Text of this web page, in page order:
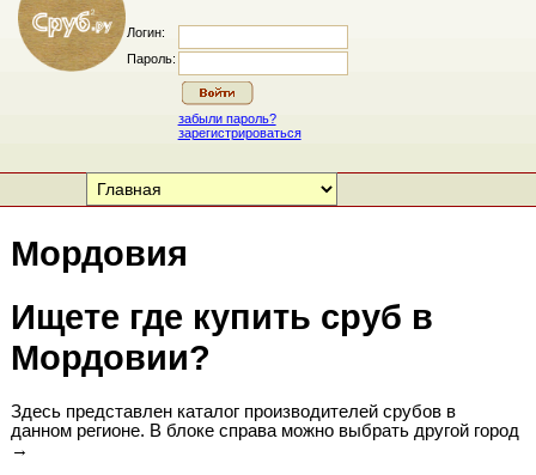
Логин:
Пароль:
забыли пароль?
зарегистрироваться
Мордовия
Ищете где купить сруб в
Мордовии?
Здесь представлен каталог производителей срубов в
данном регионе. В блоке справа можно выбрать другой город
→